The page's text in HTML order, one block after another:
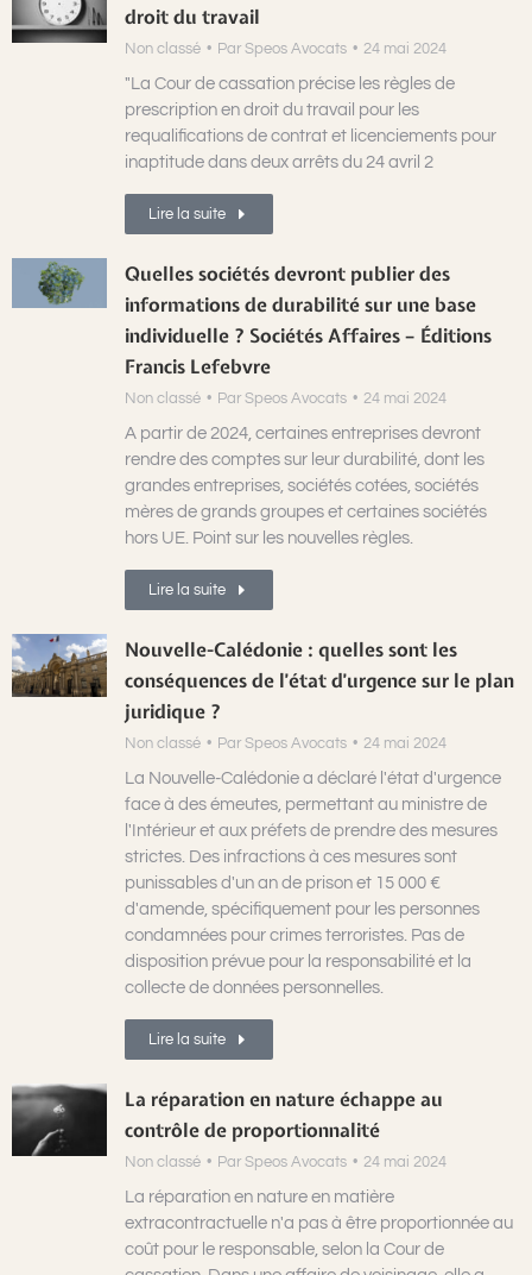
droit du travail
Non classé Par Speos Avocats 24 mai 2024
"La Cour de cassation précise les règles de
prescription en droit du travail pour les
requalifications de contrat et licenciements pour
inaptitude dans deux arrêts du 24 avril 2
Lire la suite
Quelles sociétés devront publier des
informations de durabilité sur une base
individuelle ? Sociétés Affaires – Éditions
Francis Lefebvre
Non classé Par Speos Avocats 24 mai 2024
A partir de 2024, certaines entreprises devront
rendre des comptes sur leur durabilité, dont les
grandes entreprises, sociétés cotées, sociétés
mères de grands groupes et certaines sociétés
hors UE. Point sur les nouvelles règles.
Lire la suite
Nouvelle-Calédonie : quelles sont les
conséquences de l’état d’urgence sur le plan
juridique ?
Non classé Par Speos Avocats 24 mai 2024
La Nouvelle-Calédonie a déclaré l'état d'urgence
face à des émeutes, permettant au ministre de
l'Intérieur et aux préfets de prendre des mesures
strictes. Des infractions à ces mesures sont
punissables d'un an de prison et 15 000 €
d'amende, spécifiquement pour les personnes
condamnées pour crimes terroristes. Pas de
disposition prévue pour la responsabilité et la
collecte de données personnelles.
Lire la suite
La réparation en nature échappe au
contrôle de proportionnalité
Non classé Par Speos Avocats 24 mai 2024
La réparation en nature en matière
extracontractuelle n'a pas à être proportionnée au
coût pour le responsable, selon la Cour de